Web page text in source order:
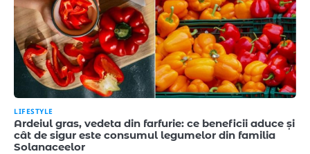
LIFESTYLE
Ardeiul gras, vedeta din farfurie: ce beneficii aduce și
cât de sigur este consumul legumelor din familia
Solanaceelor